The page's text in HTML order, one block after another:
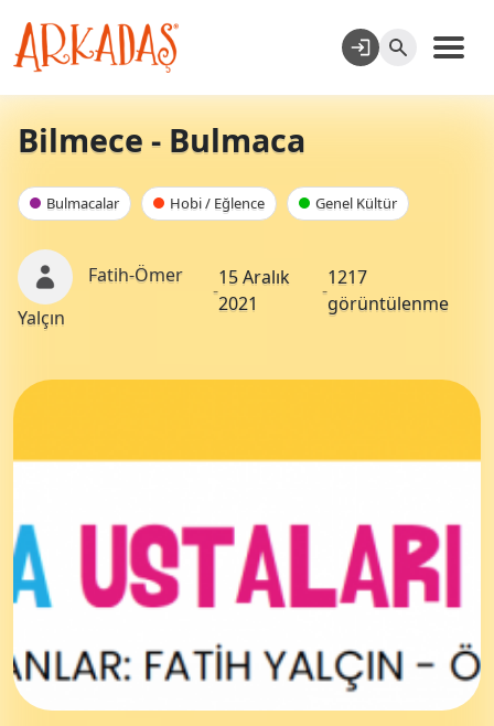
Bilmece - Bulmaca
Bulmacalar Hobi / Eğlence Genel Kültür
Fatih-Ömer
Yalçın
-
15 Aralık
2021
-
1217
görüntülenme